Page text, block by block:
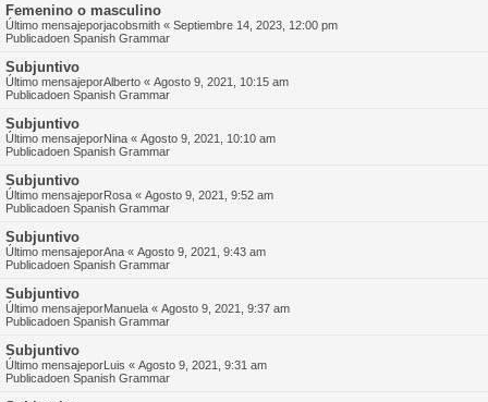
Femenino o masculino
Último mensajeporjacobsmith « Septiembre 14, 2023, 12:00 pm
Publicadoen Spanish Grammar
Subjuntivo
Último mensajeporAlberto « Agosto 9, 2021, 10:15 am
Publicadoen Spanish Grammar
Subjuntivo
Último mensajeporNina « Agosto 9, 2021, 10:10 am
Publicadoen Spanish Grammar
Subjuntivo
Último mensajeporRosa « Agosto 9, 2021, 9:52 am
Publicadoen Spanish Grammar
Subjuntivo
Último mensajeporAna « Agosto 9, 2021, 9:43 am
Publicadoen Spanish Grammar
Subjuntivo
Último mensajeporManuela « Agosto 9, 2021, 9:37 am
Publicadoen Spanish Grammar
Subjuntivo
Último mensajeporLuis « Agosto 9, 2021, 9:31 am
Publicadoen Spanish Grammar